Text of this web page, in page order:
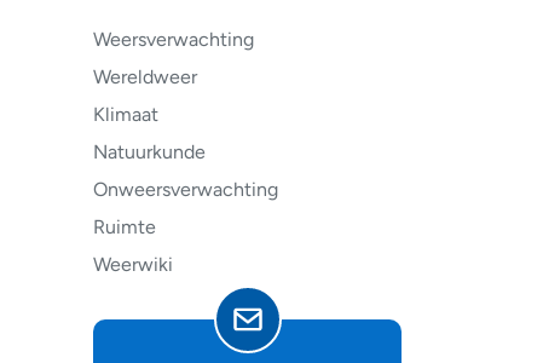
Weersverwachting
Wereldweer
Klimaat
Natuurkunde
Onweersverwachting
Ruimte
Weerwiki